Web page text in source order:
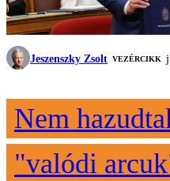
Jeszenszky Zsolt VEZÉRCIKK
Nem
"valódi